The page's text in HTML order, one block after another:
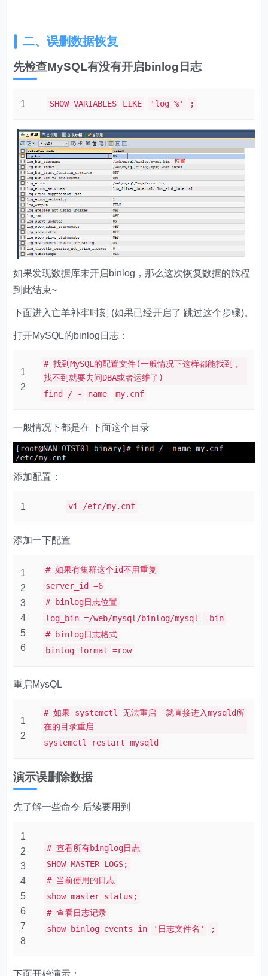
二、误删数据恢复
先检查MySQL有没有开启binlog日志
1 SHOW VARIABLES LIKE 'log_%' ;
如果发现数据库未开启binlog，那么这次恢复数据的旅程
到此结束~
下面进入亡羊补牢时刻 (如果已经开启了 跳过这个步骤)。
打开MySQL的binlog日志：
1
2
# 找到MySQL的配置文件(一般情况下这样都能找到，
找不到就要去问DBA或者运维了)
find / -
name my.cnf
一般情况下都是在 下面这个目录
添加配置：
1 vi /etc/my.cnf
添加一下配置
1
2
3
4
5
6
# 如果有集群这个id不用重复
server_id =6
# binlog日志位置
log_bin =/web/mysql/binlog/mysql
-bin
# binlog日志格式
binlog_format =row
重启MysQL
1
2
# 如果 systemctl 无法重启 就直接进入mysqld所
在的目录重启
systemctl restart mysqld
演示误删除数据
先了解一些命令 后续要用到
1
2
3
4
5
6
7
8
# 查看所有binglog日志
SHOW MASTER LOGS;
# 当前使用的日志
show master status;
# 查看日志记录
show binlog events in
'日志文件名' ;
下面开始演示：